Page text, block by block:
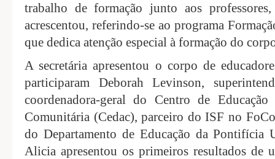
trabalho de formação junto aos
acrescentou, referindo-se ao programa
que dedica atenção especial à formação do
A secretária apresentou o corpo de
participaram Deborah Levinson,
coordenadora-geral do Centro de
Comunitária (Cedac), parceiro do ISF no
do Departamento de Educação da Pontifícia
Alicia apresentou os primeiros resultados de